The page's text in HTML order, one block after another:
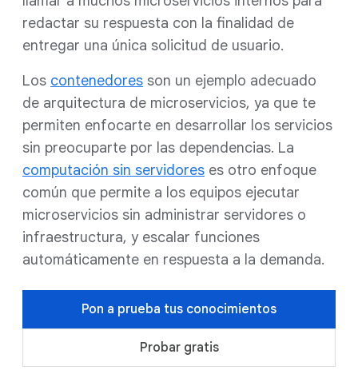
redactar su respuesta con la finalidad de
entregar una única solicitud de usuario.
Los contenedores son un ejemplo adecuado
de arquitectura de microservicios, ya que te
permiten enfocarte en desarrollar los servicios
sin preocuparte por las dependencias. La
computación sin servidores es otro enfoque
común que permite a los equipos ejecutar
microservicios sin administrar servidores o
infraestructura, y escalar funciones
automáticamente en respuesta a la demanda.
Pon a prueba tus conocimientos
Probar gratis